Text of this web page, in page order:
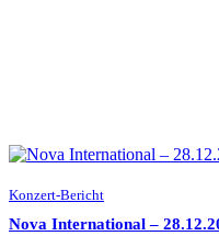
Konzert-Bericht
Nova International –